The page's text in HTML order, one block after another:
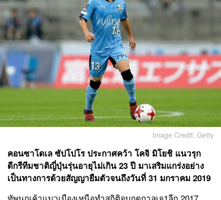
Image Credit: Getty
คอนซาโดเล ซัปโปโร ประกาศคว้า โคจิ มิโยชิ แนวรุก
ดีกรีทีมชาติญี่ปุ่นรุ่นอายุไม่เกิน 23 ปี มาเสริมแกร่งอย่าง
เป็นทางการด้วยสัญญายืมตัวจนถึงวันที่ 31 มกราคม 2019